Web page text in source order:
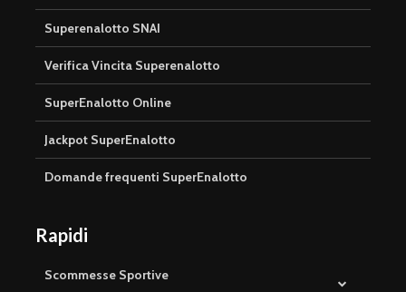
Superenalotto SNAI
Verifica Vincita Superenalotto
SuperEnalotto Online
Jackpot SuperEnalotto
Domande frequenti SuperEnalotto
Rapidi
Scommesse Sportive